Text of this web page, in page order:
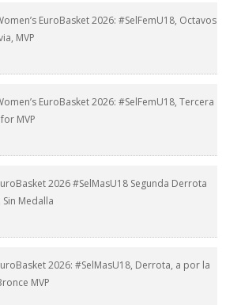
EuroBasket 2026: #SelFemU18, Octavos
MVP
EuroBasket 2026: #SelFemU18, Tercera
MVP
2026 #SelMasU18 Segunda Derrota
Medalla
2026: #SelMasU18, Derrota, a por la
MVP